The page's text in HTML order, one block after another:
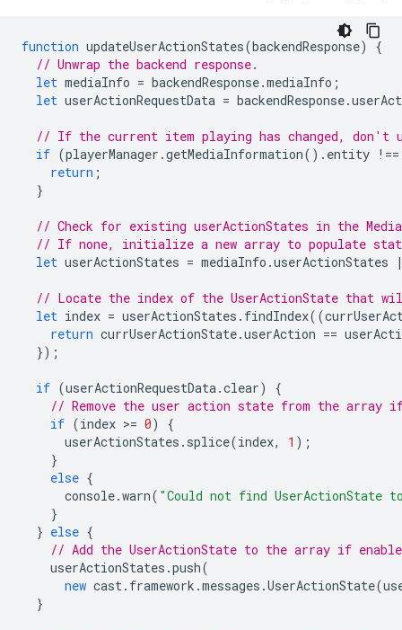
function updateUserActionStates(backendResponse)
{
// Unwrap the backend response.
let mediaInfo = backendResponse.mediaInfo ;
let userActionRequestData = backendResponse.
// If the current item playing has changed, don't
if (playerManager .getMediaInformation(). entity !==
return ;
}
// Check for existing userActionStates in the
// If none, initialize a new array to populate
let userActionStates = mediaInfo .userActionStates
// Locate the index of the UserActionState that
let index = userActionStates . findIndex((
return currUserActionState.userAction ==
});
if (userActionRequestData.clear)
{
// Remove the user action state from the array
if (index >= 0)
{
userActionStates . splice(index, 1 );
}
else {
console.warn( "Could not find UserActionState
}
} else {
// Add the UserActionState to the array if
userActionStates .push(
new cast. framework .messages .UserActionState(
}